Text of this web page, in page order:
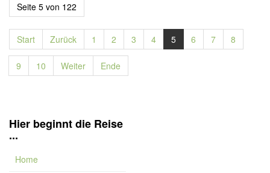
Seite 5 von 122
Start Zurück 1 2 3 4 5 6 7 8
9 10 Weiter Ende
Hier beginnt die Reise
...
Home